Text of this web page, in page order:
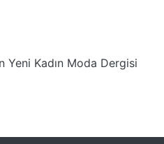
Yeni Kadın Moda Dergisi